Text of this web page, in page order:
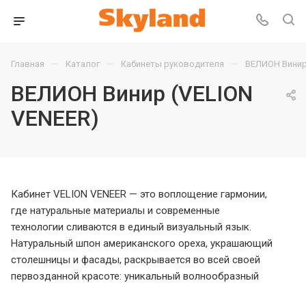
Главная — Каталог — Кабинеты руководителя — ВЕЛИОН Винир
ВЕЛИОН Винир (VELION
VENEER)
Кабинет VELION VENEER — это воплощение гармонии,
где натуральные материалы и современные
технологии сливаются в единый визуальный язык.
Натуральный шпон американского ореха, украшающий
столешницы и фасады, раскрывается во всей своей
первозданной красоте: уникальный волнообразный